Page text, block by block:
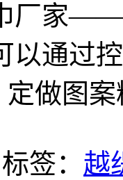
厂家——
以通过
定做图
标签： 越